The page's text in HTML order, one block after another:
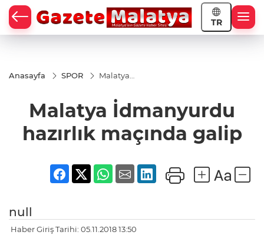
TR
Anasayfa SPOR
Malatya
maçında
galip
Malatya İdmanyurdu
hazırlık maçında galip
null
Haber Giriş Tarihi: 05.11.2018 13:50